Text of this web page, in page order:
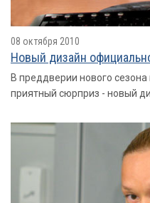
08 октября 2010
Новый дизайн
В преддверии нового
приятный сюрприз - новый